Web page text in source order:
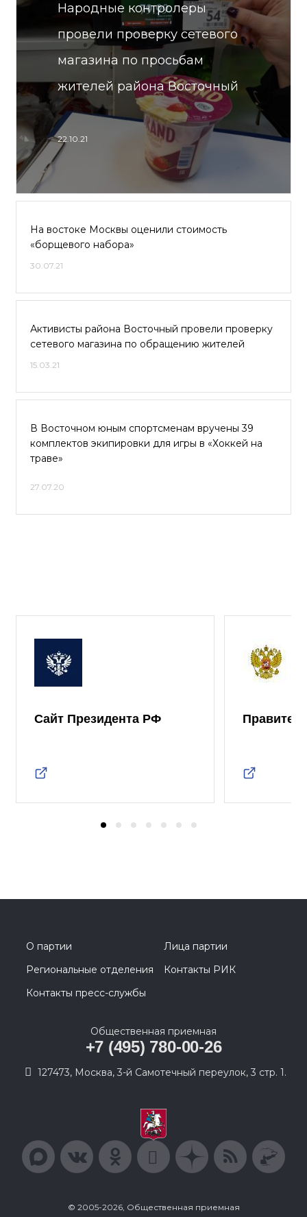
Народные контролеры
провели проверку сетевого
магазина по просьбам
жителей района Восточный
22.10.21
На востоке Москвы оценили стоимость
«борщевого набора»
30.07.21
Активисты района Восточный провели проверку
сетевого магазина по обращению жителей
15.03.21
В Восточном юным спортсменам вручены 39
комплектов экипировки для игры в «Хоккей на
траве»
27.07.20
Сайт Президента РФ
О партии
Лица партии
Региональные отделения
Контакты РИК
Контакты пресс-службы
Общественная приемная
+7 (495) 780-00-26
127473, Москва, 3-й Самотечный переулок, 3 стр. 1.
© 2005-2026, Общественная приемная